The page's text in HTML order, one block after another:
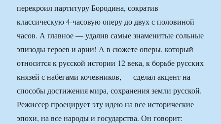
перекроил партитуру Бородина, сократив
классическую 4-часовую оперу до двух с половиной
часов. А главное — удалив самые знаменитые сольные
эпизоды героев и арии! А в сюжете оперы, который
относится к русской истории 12 века, к борьбе русских
князей с набегами кочевников, — сделал акцент на
способы достижения мира, сохранения земли русской.
Режиссер проецирует эту идею на все исторические
эпохи, на все народы и государства. Он говорит: